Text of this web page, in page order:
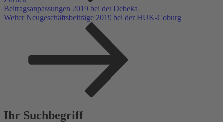
Beitragsanpassungen 2019 bei der Debeka
Nächster
Weiter Neugeschäftsbeiträge 2019 bei der HUK-Coburg
Ihr Suchbegriff